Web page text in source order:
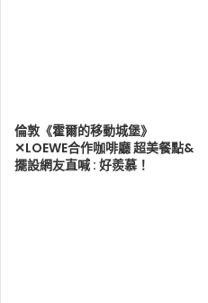
倫敦《霍爾的移動城堡》
✕LOEWE合作咖啡廳 超美餐點&
擺設網友直喊 : 好羨慕！